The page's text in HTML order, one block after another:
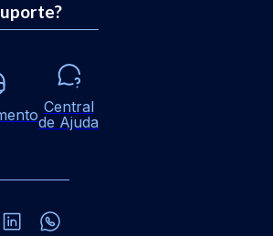
Central
de Ajuda